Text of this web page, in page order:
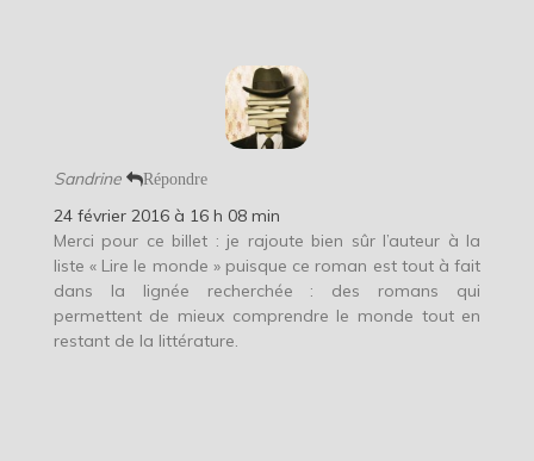
Sandrine Répondre
24 février 2016 à 16 h 08 min
Merci pour ce billet : je rajoute bien sûr l’auteur à la
liste « Lire le monde » puisque ce roman est tout à fait
dans la lignée recherchée : des romans qui
permettent de mieux comprendre le monde tout en
restant de la littérature.